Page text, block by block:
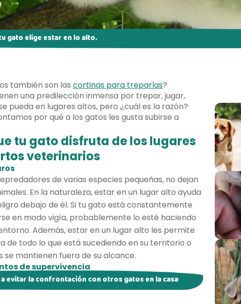
gato elige estar en lo alto.
también son las cortinas para treparlas?
una predilección inmensa por trepar, jugar,
pueda en lugares altos, pero ¿cuál es la razón?
por qué a los gatos les gusta subirse a
tu gato disfruta de los lugares
veterinarios
de varias especies pequeñas, no dejan
En la naturaleza, estar en un lugar alto ayuda
debajo de él. Si tu gato está constantemente
en modo vigía, probablemente lo esté haciendo
Además, estar en un lugar alto les permite
de todo lo que está sucediendo en su territorio o
mantienen fuera de su alcance.
de supervivencia
a evitar la confrontación con otros gatos en la casa